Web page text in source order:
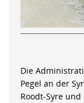
Die
Pegel an der
Roodt-Syre